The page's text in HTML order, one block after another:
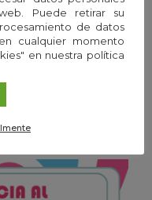
Puede retirar su
de datos
cualquier momento
en nuestra política